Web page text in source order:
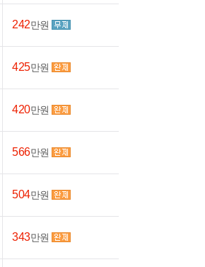
242만원
425만원
420만원
566만원
504만원
343만원